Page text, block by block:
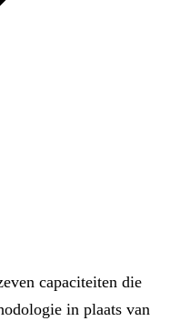
capaciteiten die
in plaats van